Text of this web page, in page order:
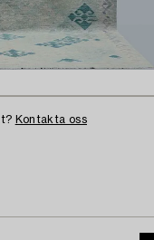
Kontakta oss